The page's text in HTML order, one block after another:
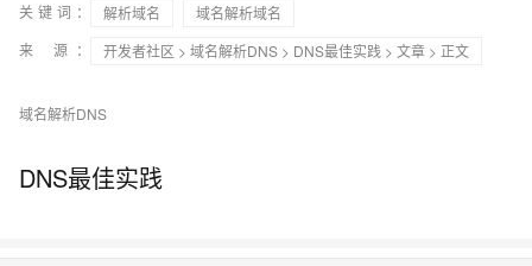
关键词：
解析域名
域名解析域名
来 源：
开发者社区 > 域名解析DNS > DNS最佳实践 > 文章 > 正文
域名解析DNS
DNS最佳实践